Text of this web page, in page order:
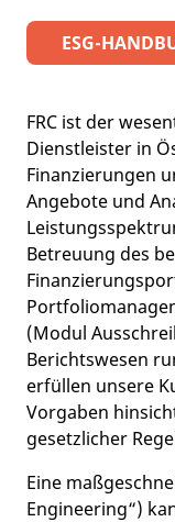
ESG-
FRC ist der
Dienstleister in
Finanzierungen
Angebote und
Betreuung des
(Modul
Berichtswesen
erfüllen unsere
Vorgaben
gesetzlicher
Eine
Engineering“)